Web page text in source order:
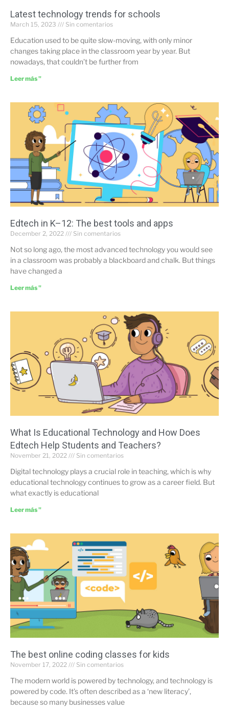
Latest technology trends for schools
March 15, 2023 Sin comentarios
Education used to be quite slow-moving, with only minor
changes taking place in the classroom year by year. But
nowadays, that couldn’t be further from
Leer más "
Edtech in K–12: The best tools and apps
December 2, 2022 Sin comentarios
Not so long ago, the most advanced technology you would see
in a classroom was probably a blackboard and chalk. But things
have changed a
Leer más "
What Is Educational Technology and How Does
Edtech Help Students and Teachers?
November 21, 2022 Sin comentarios
Digital technology plays a crucial role in teaching, which is why
educational technology continues to grow as a career field. But
what exactly is educational
Leer más "
The best online coding classes for kids
November 17, 2022 Sin comentarios
The modern world is powered by technology, and technology is
powered by code. It’s often described as a ‘new literacy’,
because so many businesses value